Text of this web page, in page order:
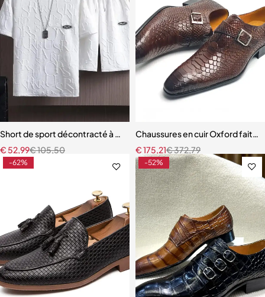
Short de sport décontracté à manches courtes pour hommes, t-
€105,50
€ 52,99
Chaussures en cuir Oxford
€372,79
€175,21
-62% -52%